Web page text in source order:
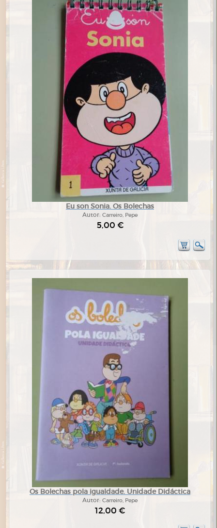
Eu son Sonia. Os Bolechas
Autor: Carreiro, Pepe
5,00 €
Os Bolechas pola igualdade. Unidade Didáctica
Autor: Carreiro, Pepe
12,00 €